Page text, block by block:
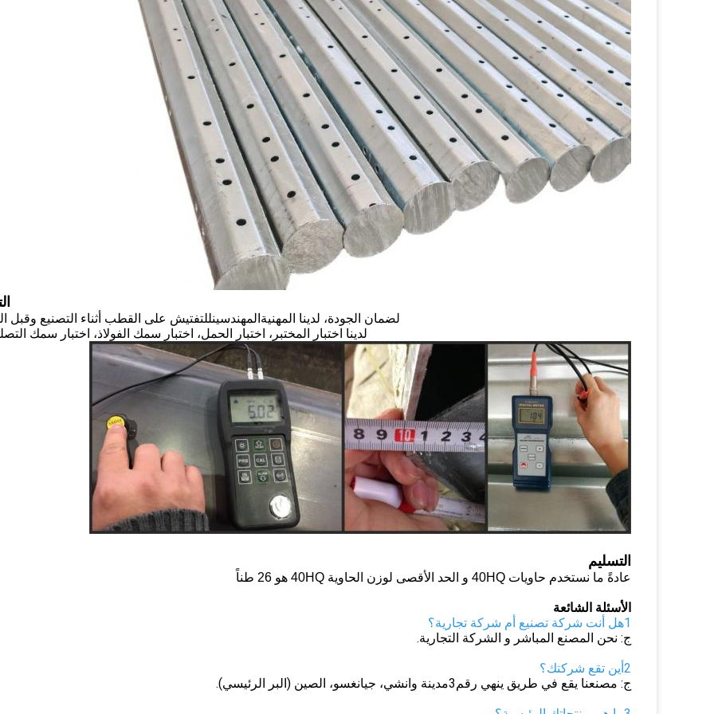
لضمان الجودة، لدينا المهنية المهندسينللتفتيش على القطب أثناء التصنيع وقبل
لدينا اختبار المختبر، اختبار الحمل، اختبار سمك الفولاذ، اختبار سمك
التسليم
عادةً ما نستخدم حاويات 40HQ و الحد الأقصى لوزن الحاوية 40HQ هو 26 طناً
الأسئلة الشائعة
1هل أنت شركة تصنيع أم شركة تجارية؟
ج: نحن المصنع المباشر و الشركة التجارية.
2أين تقع شركتك؟
ج: مصنعنا يقع في طريق ينهي رقم3مدينة وانشي، جيانغسو، الصين (البر الرئيسي).